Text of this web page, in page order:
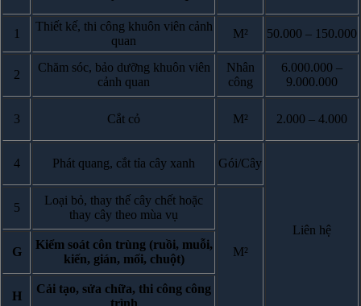
1
Thiết kế, thi công khuôn viên cảnh
quan
M² 50.000 – 150.000
2
Chăm sóc, bảo dưỡng khuôn viên
cảnh quan
Nhân
công
6.000.000 –
9.000.000
3 Cắt cỏ M² 2.000 – 4.000
4 Phát quang, cắt tỉa cây xanh Gói/Cây
Liên hệ
5
Loại bỏ, thay thế cây chết hoặc
thay cây theo mùa vụ
M²
G
Kiểm soát côn trùng (ruồi, muỗi,
kiến, gián, mối, chuột)
H
Cải tạo, sửa chữa, thi công công
trình